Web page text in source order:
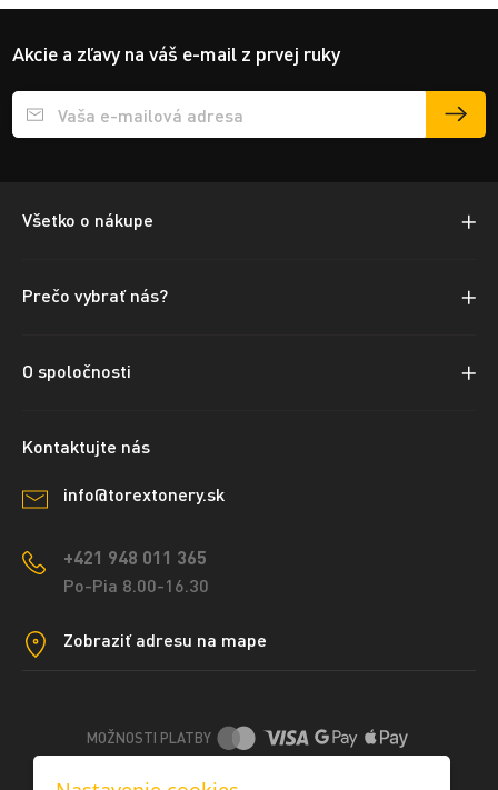
Akcie a zľavy na váš e-mail z prvej ruky
Přihlášení e-mailu k odběru
Všetko o nákupe
Prečo vybrať nás?
O spoločnosti
Kontaktujte nás
info@torextonery.sk
+421 948 011 365
Po-Pia 8.00-16.30
Zobraziť adresu na mape
MOŽNOSTI PLATBY